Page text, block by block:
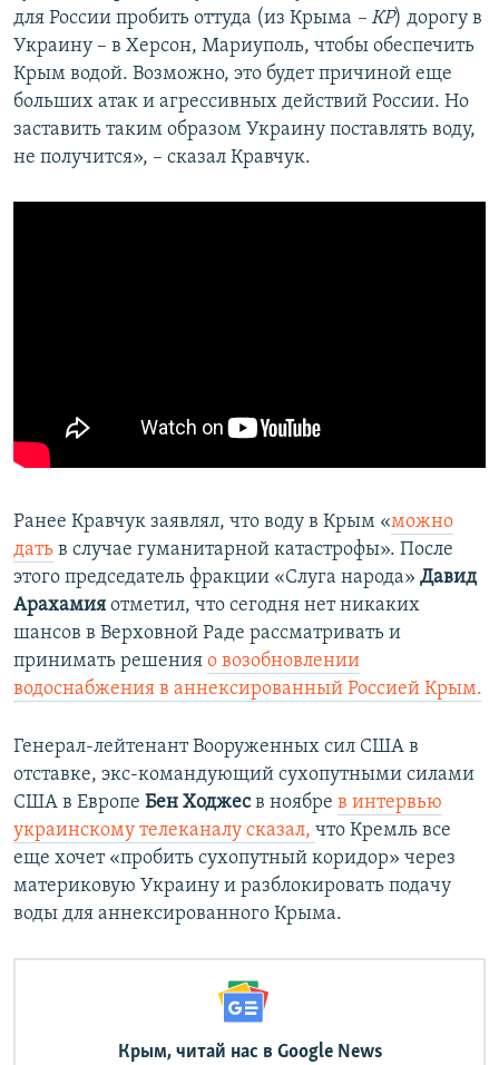
для России пробить оттуда (из Крыма – КР) дорогу в
Украину – в Херсон, Мариуполь, чтобы обеспечить
Крым водой. Возможно, это будет причиной еще
больших атак и агрессивных действий России. Но
заставить таким образом Украину поставлять воду,
не получится», – сказал Кравчук.
Ранее Кравчук заявлял, что воду в Крым «можно
дать в случае гуманитарной катастрофы». После
этого председатель фракции «Слуга народа» Давид
Арахамия отметил, что сегодня нет никаких
шансов в Верховной Раде рассматривать и
принимать решения о возобновлении
водоснабжения в аннексированный Россией Крым.
Генерал-лейтенант Вооруженных сил США в
отставке, экс-командующий сухопутными силами
США в Европе Бен Ходжесв ноябре в интервью
украинскому телеканалу сказал, что Кремль все
еще хочет «пробить сухопутный коридор» через
материковую Украину и разблокировать подачу
воды для аннексированного Крыма.
Крым, читай нас в Google News